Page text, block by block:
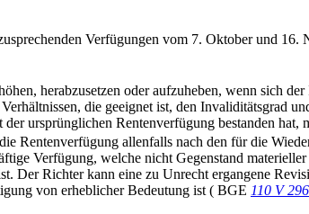
Verfügungen vom 7. Oktober und
herabzusetzen oder aufzuheben, wenn sich
die geeignet ist, den Invaliditätsgrad
ursprünglichen Rentenverfügung bestanden
Rentenverfügung allenfalls nach den für die
Verfügung, welche nicht Gegenstand
Richter kann eine zu Unrecht ergangene
von erheblicher Bedeutung ist ( BGE 110 V 296